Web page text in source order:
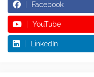
Facebook
YouTube
LinkedIn